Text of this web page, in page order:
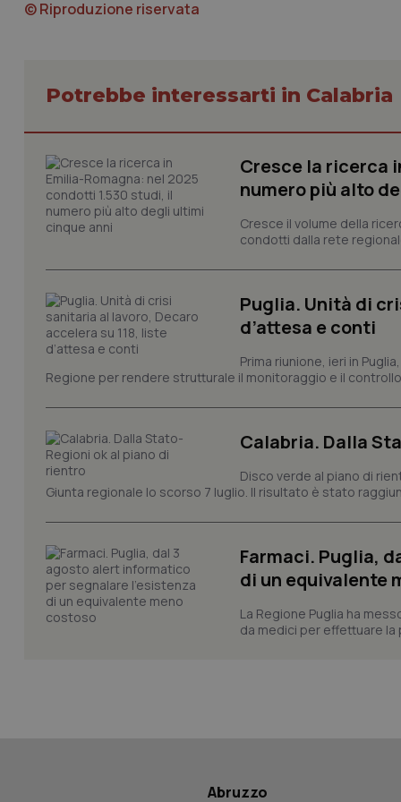
© Riproduzione riservata
Potrebbe interessarti in Calabria
Cresce la ricerca
numero più alto
Cresce il volume della
condotti dalla rete
Puglia. Unità di
d’attesa e conti
Prima riunione, ieri in
Regione per rendere strutturale il monitoraggio e il
Calabria. Dalla
Disco verde al piano di
Giunta regionale lo scorso 7 luglio. Il risultato è stato
Farmaci. Puglia,
di un equivalente
La Regione Puglia ha
da medici per effettuare la
Abruzzo
tracking-sites-
tracking-sites-
session-id
_ga
PHPSESSID
_ga_KM60CM4NPH
Nome
Nome
VISITOR_INFO1_LIVE